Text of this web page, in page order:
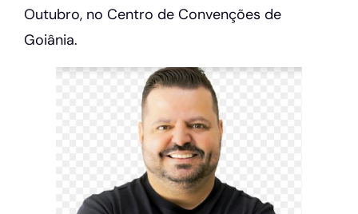
Outubro, no Centro de Convenções de
Goiânia.